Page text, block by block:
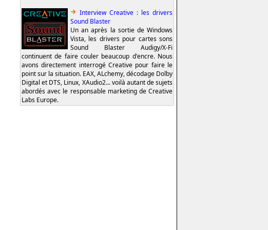
Interview Creative : les drivers
Sound Blaster
Un an après la sortie de Windows
Vista, les drivers pour cartes sons
Sound Blaster Audigy/X-Fi
continuent de faire couler beaucoup d'encre. Nous
avons directement interrogé Creative pour faire le
point sur la situation. EAX, ALchemy, décodage Dolby
Digital et DTS, Linux, XAudio2... voilà autant de sujets
abordés avec le responsable marketing de Creative
Labs Europe.